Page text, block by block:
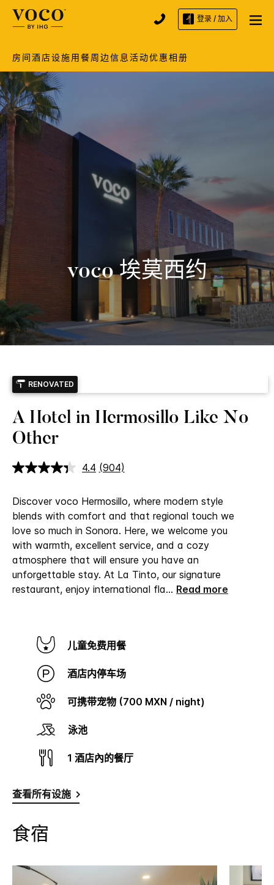
登录 / 加入
房间酒店设施用餐周边信息活动优惠相册
voco 埃莫西约
RENOVATED
A Hotel in Hermosillo Like No
Other
4.4 阅
条
评
论.
同
一
页
面
链
接。
(904)
Discover voco Hermosillo, where modern style
blends with comfort and that regional touch we
love so much in Sonora. Here, we welcome you
with warmth, excellent service, and a cozy
atmosphere that will ensure you have an
unforgettable stay. At La Tinto, our signature
restaurant, enjoy international fla... Read more
儿童免费用餐
酒店内停车场
可携带宠物 (700 MXN / night)
泳池
1 酒店內的餐厅
查看所有设施
食宿